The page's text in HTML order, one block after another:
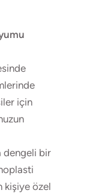
için
dengeli bir
kişiye özel